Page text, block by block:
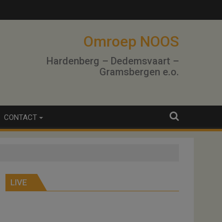
Omroep NOOS
Hardenberg – Dedemsvaart –
Gramsbergen e.o.
CONTACT
LIVE